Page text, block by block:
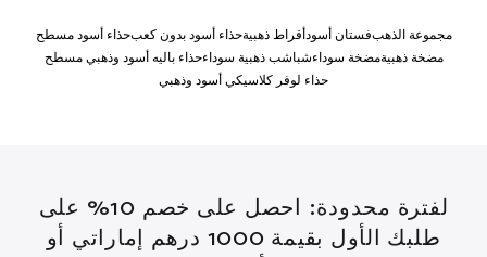
مجموعة الذهبفستان أسود أقراط ذهبيةحذاء أسود بدون كعبحذاء أسود مسطح
مضخة ذهبيةمضخة سوداءشباشب ذهبية سوداءحذاء باليه أسود وذهبي مسطح
حذاء لوفر كلاسيكي أسود وذهبي
لفترة محدودة: احصل على خصم 10% على
طلبك الأول بقيمة 1000 درهم إماراتي أو